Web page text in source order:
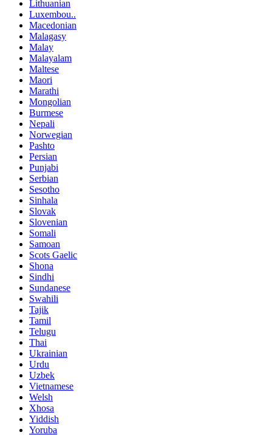
Lithuanian
Luxembou..
Macedonian
Malagasy
Malay
Malayalam
Maltese
Maori
Marathi
Mongolian
Burmese
Nepali
Norwegian
Pashto
Persian
Punjabi
Serbian
Sesotho
Sinhala
Slovak
Slovenian
Somali
Samoan
Scots Gaelic
Shona
Sindhi
Sundanese
Swahili
Tajik
Tamil
Telugu
Thai
Ukrainian
Urdu
Uzbek
Vietnamese
Welsh
Xhosa
Yiddish
Yoruba